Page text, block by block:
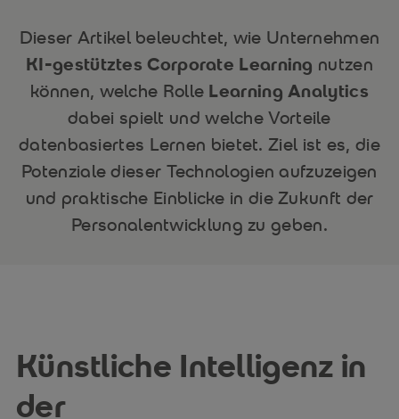
Dieser Artikel beleuchtet, wie Unternehmen
KI-gestütztes Corporate Learning nutzen
können, welche Rolle Learning Analytics
dabei spielt und welche Vorteile
datenbasiertes Lernen bietet. Ziel ist es, die
Potenziale dieser Technologien aufzuzeigen
und praktische Einblicke in die Zukunft der
Personalentwicklung zu geben.
Künstliche Intelligenz in
der